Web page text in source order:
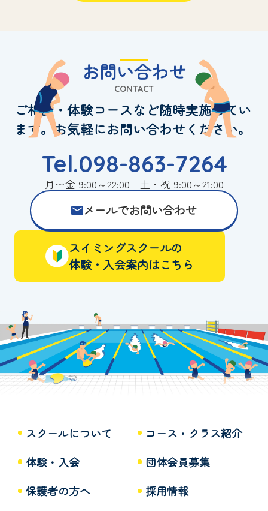
お問い合わせ
CONTACT
ご相談・体験コースなど随時実施してい
ます。お気軽にお問い合わせください。
Tel.098-863-7264
月〜金 9:00～22:00｜土・祝 9:00～21:00
メールでお問い合わせ
スイミングスクールの
体験・入会案内はこちら
スクールについて
コース・クラス紹介
体験・入会
団体会員募集
保護者の方へ
採用情報